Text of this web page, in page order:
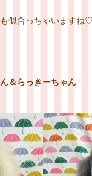
似合っちゃいますね
＆らっきーちゃん